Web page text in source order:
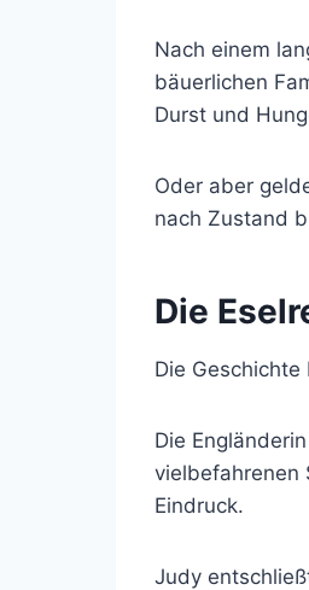
Nach einem
bäuerlichen
Durst und
Oder aber
nach Zustand
Die
Die
Die
vielbefahrenen
Eindruck.
Judy